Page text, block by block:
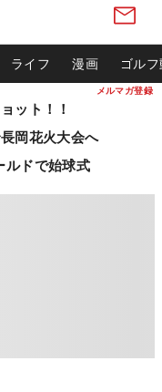
メルマガ登録
ライフ 漫画 ゴル
ット！！
岡花火大会へ
ルドで始球式